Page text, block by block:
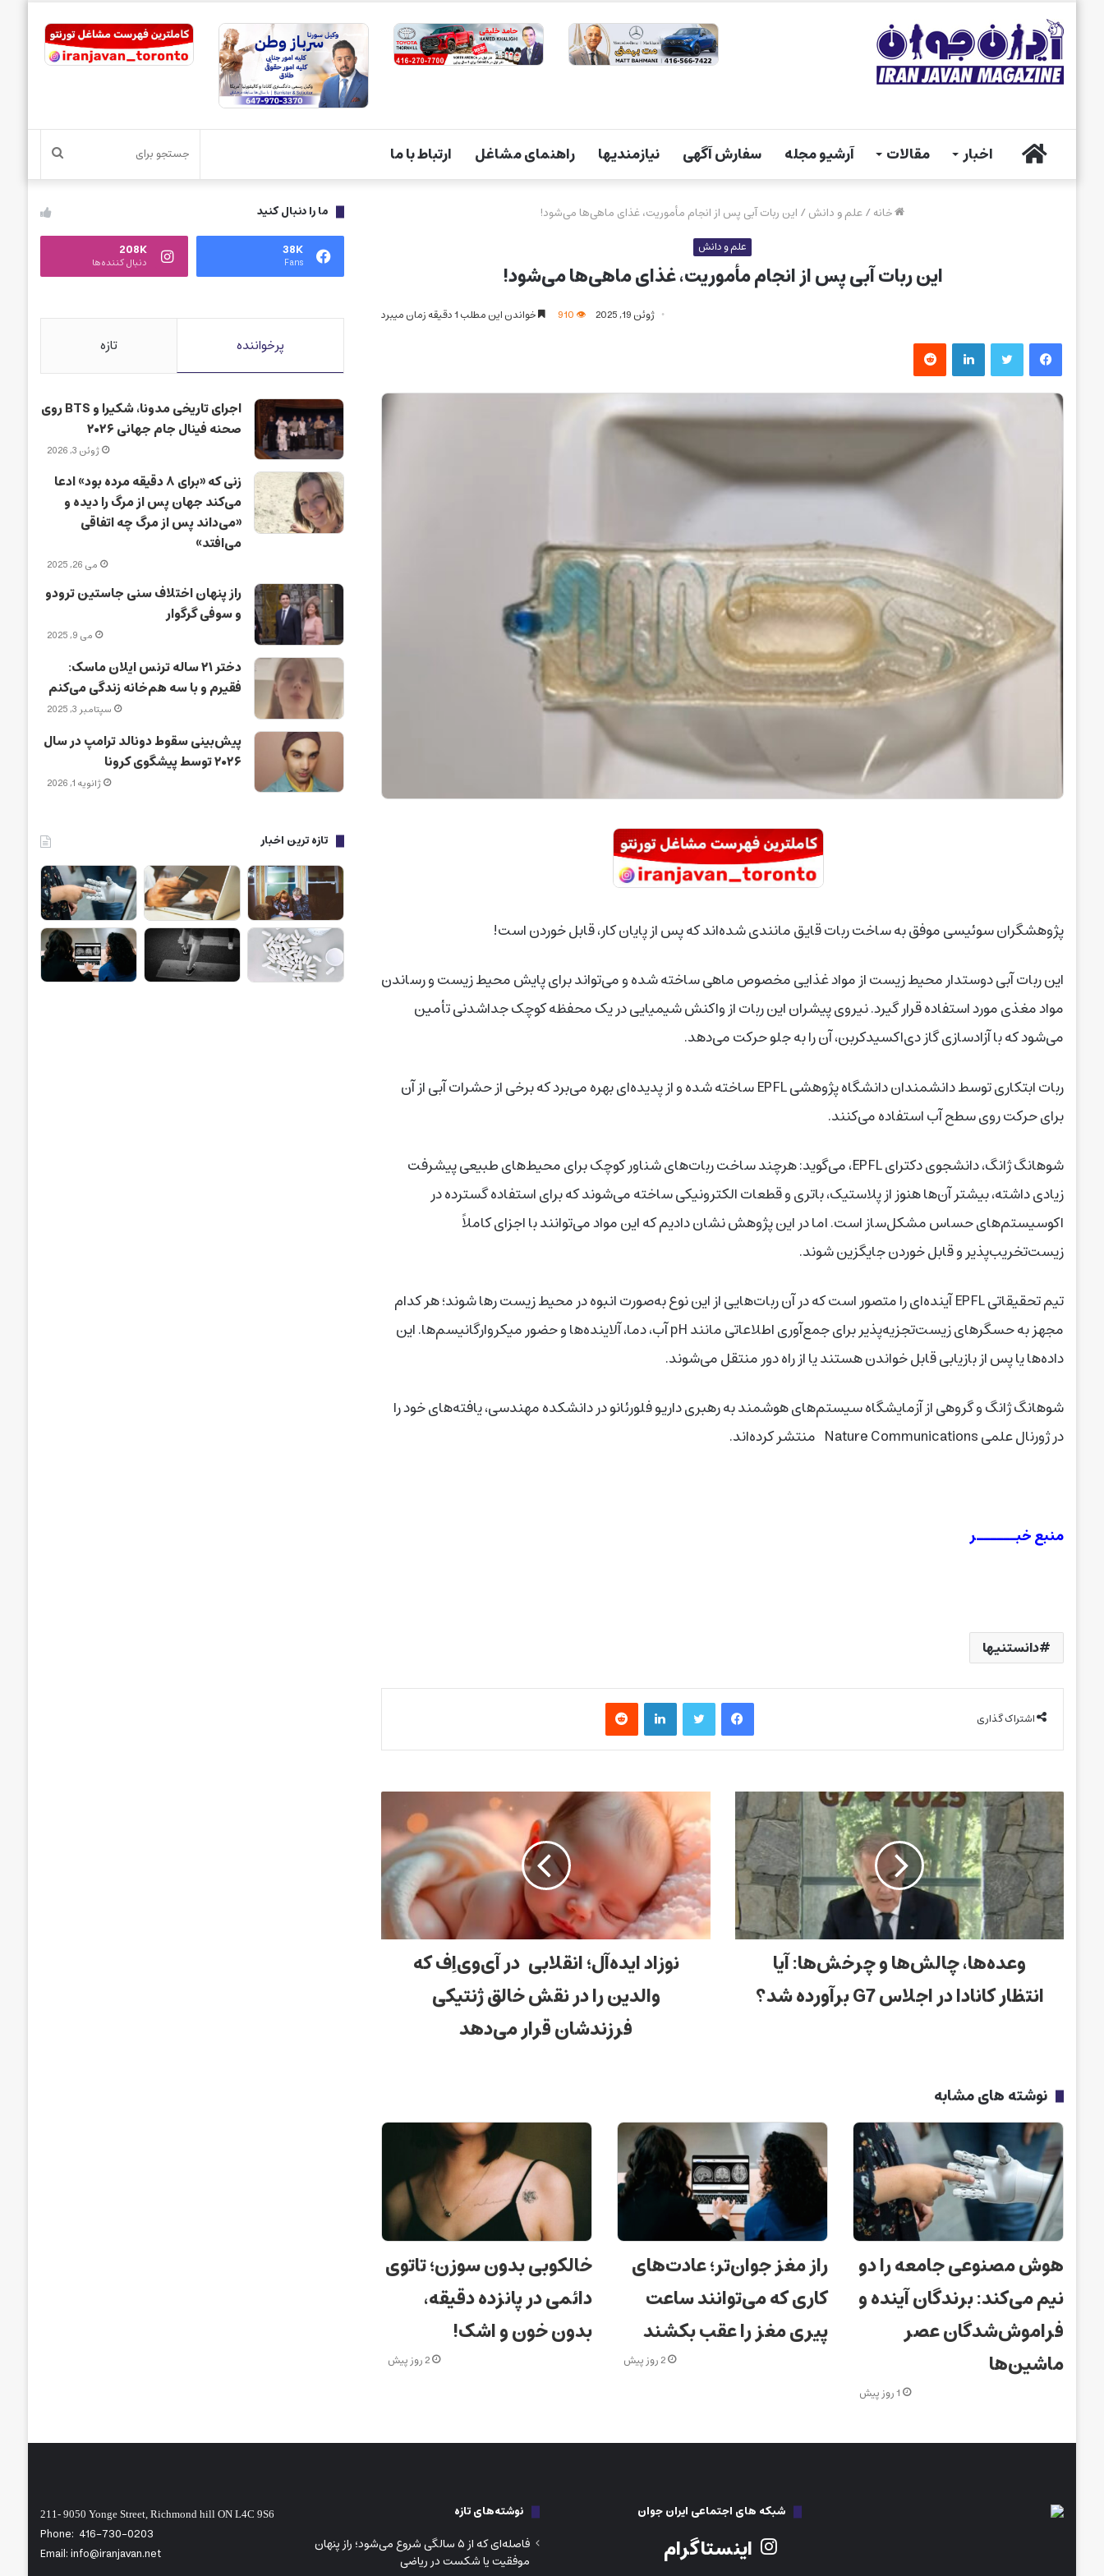
خانه اخبار مقالات آرشیو مجله سفارش آگهی نیازمندیها راهنمای مشاغل ارتباط با ما جستجو
برای خانه/علم و دانش/ این ربات آبی پس از انجام مأموریت، غذای ماهی‌ها می‌شود!
علم و دانش
این ربات آبی پس از انجام مأموریت، غذای ماهی‌ها می‌شود!
ژوئن 19, 2025 خواندن این مطلب 1 دقیقه زمان میبرد
فیس بوک توییتر لینکدین‫رددیت
پژوهشگران سوئیسی موفق به ساخت ربات قایق مانندی شده‌اند که پس از پایان کار، قابل خوردن است!
این ربات آبی دوستدار محیط‌ زیست از مواد غذایی مخصوص ماهی ساخته شده و می‌تواند برای پایش محیط زیست و رساندن
مواد مغذی مورد استفاده قرار گیرد. نیروی پیشران این ربات از واکنش شیمیایی در یک محفظه‌ کوچک جداشدنی تأمین
می‌شود که با آزادسازی گاز دی‌اکسیدکربن، آن را به جلو حرکت می‌دهد.
ربات ابتکاری توسط دانشمندان دانشگاه پژوهشی EPFL ساخته شده و از پدیده‌ای بهره می‌برد که برخی از حشرات آبی از آن
برای حرکت روی سطح آب استفاده می‌کنند.
شو‌هانگ ژانگ، دانشجوی دکترای EPFL، می‌گوید: هرچند ساخت ربات‌های شناور کوچک برای محیط‌های طبیعی پیشرفت
زیادی داشته، بیشتر آن‌ها هنوز از پلاستیک، باتری و قطعات الکترونیکی ساخته می‌شوند که برای استفاده گسترده در
اکوسیستم‌های حساس مشکل‌ساز است. اما در این پژوهش نشان دادیم که این مواد می‌توانند با اجزای کاملاً
زیست‌تخریب‌پذیر و قابل خوردن جایگزین شوند.
تیم تحقیقاتی EPFL آینده‌ای را متصور است که در آن ربات‌هایی از این نوع به‌صورت انبوه در محیط زیست رها شوند؛ هر کدام
مجهز به حسگرهای زیست‌تجزیه‌پذیر برای جمع‌آوری اطلاعاتی مانند pH آب، دما، آلاینده‌ها و حضور میکروارگانیسم‌ها. این
داده‌ها یا پس از بازیابی قابل خواندن‌ هستند یا از راه دور منتقل می‌شوند.
شو‌هانگ ژانگ و گروهی از آزمایشگاه سیستم‌های هوشمند به رهبری داریو فلورئانو در دانشکده مهندسی، یافته‌های خود را
در ژورنال علمی Nature Communications منتشر کرده‌اند.
منبع خبــــــر
دانستنیها
اشتراک گذاری
فیس بوک توییتر لینکدین‫رددیت
وعده‌ها، چالش‌ها و چرخش‌ها: آیا
انتظار کانادا در اجلاس G7 برآورده شد؟
نوزاد ایده‌آل؛ انقلابی در آی‌وی‌اِف که
والدین را در نقش خالق ژنتیکی
فرزندشان قرار می‌دهد
نوشته های مشابه
هوش مصنوعی جامعه را دو
نیم می‌کند: برندگان آینده و
فراموش‌شدگان عصر
ماشین‌ها
1 روز پیش
راز مغز جوان‌تر؛ عادت‌های
کاری که می‌توانند ساعت
پیری مغز را عقب بکشند
2 روز پیش
خالکوبی بدون سوزن؛ تاتوی
دائمی در پانزده دقیقه،
بدون خون و اشک!
2 روز پیش
ما را دنبال کنید
38K
Fans
208K
دنبال کننده‌ها
پرخواننده تازه
اجرای تاریخی مدونا، شکیرا و BTS روی
صحنه فینال جام جهانی ۲۰۲۶
ژوئن 3, 2026
زنی که «برای ۸ دقیقه مرده بود» ادعا
می‌کند جهان پس از مرگ را دیده و
«می‌داند پس از مرگ چه اتفاقی
می‌افتد»
می 26, 2025
راز پنهان اختلاف سنی جاستین ترودو
و سوفی گرگوار
می 9, 2025
دختر ۲۱ ساله ترنس ایلان ماسک:
فقیرم و با سه هم‌خانه زندگی می‌کنم
سپتامبر 3, 2025
پیش‌بینی سقوط دونالد ترامپ در سال
۲۰۲۶ توسط پیشگوی کرونا
ژانویه 1, 2026
تازه ترین اخبار
شبکه های اجتماعی ایران جوان
اینستاگرام
نوشته‌های تازه
فاصله‌ای که از ۵ سالگی شروع می‌شود؛ راز پنهان
موفقیت یا شکست در ریاضی
211- 9050 Yonge Street, Richmond hill ON L4C 9S6
Phone: 416-730-0203
Email: info@iranjavan.net